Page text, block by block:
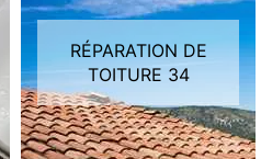
RÉPARATION DE
TOITURE 34